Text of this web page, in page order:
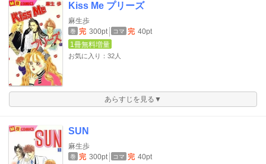
Kiss Me プリーズ
麻生歩
巻 完 300pt コマ 完 40pt
1冊無料増量
お気に入り：32人
あらすじを見る▼
SUN
麻生歩
巻 完 300pt コマ 完 40pt